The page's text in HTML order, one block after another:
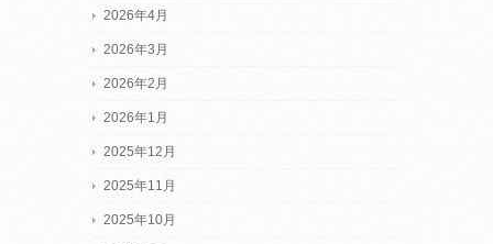
2026年4月
2026年3月
2026年2月
2026年1月
2025年12月
2025年11月
2025年10月